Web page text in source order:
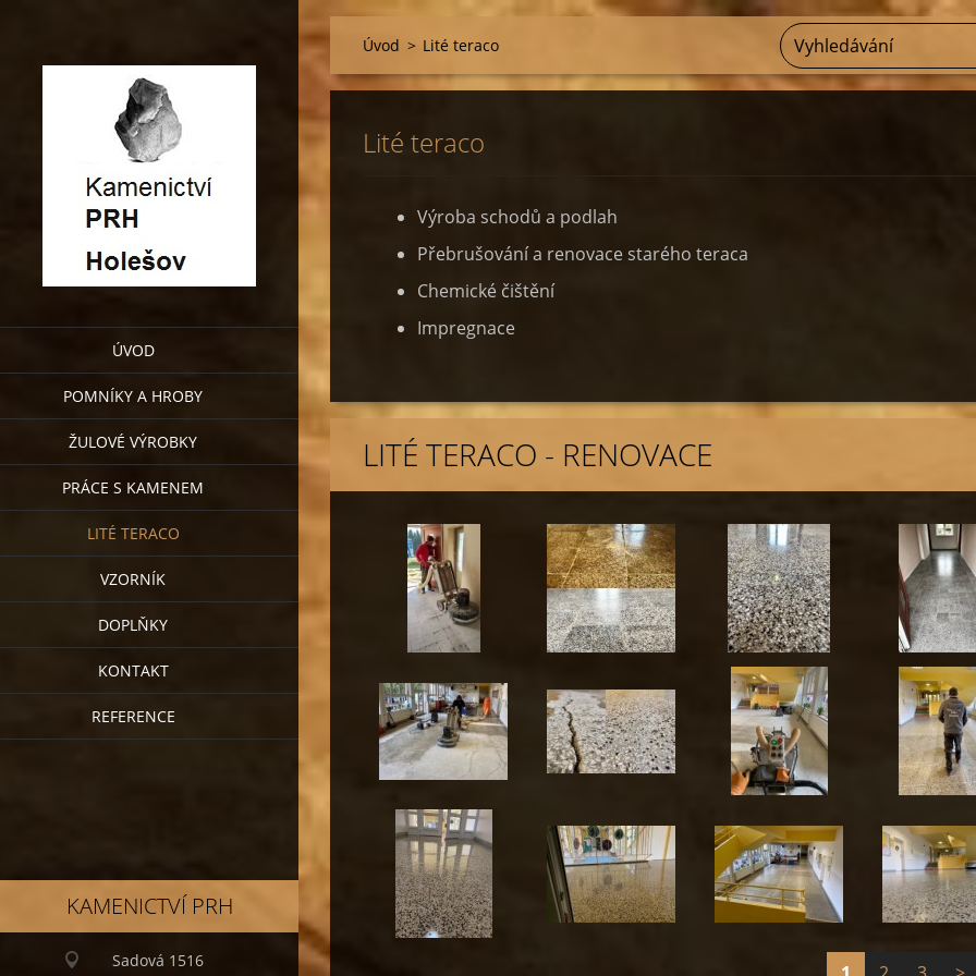
ÚVOD
POMNÍKY A HROBY
ŽULOVÉ VÝROBKY
PRÁCE S KAMENEM
LITÉ TERACO
VZORNÍK
DOPLŇKY
KONTAKT
REFERENCE
KAMENICTVÍ PRH
Sadová 1516
Úvod > Lité teraco
Lité teraco
Výroba schodů a podlah
Přebrušování a renovace starého teraca
Chemické čištění
Impregnace
LITÉ TERACO - RENOVACE